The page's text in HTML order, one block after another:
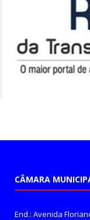
CÂMARA
End.: Avenida